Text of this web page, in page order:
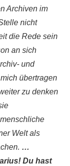
Archiven im
nicht
die Rede sein
an sich
und
übertragen
zu denken
Welt als
…
Du hast